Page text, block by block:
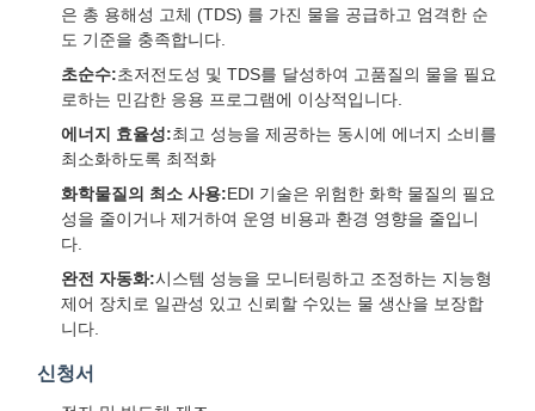
은 총 용해성 고체 (TDS) 를 가진 물을 공급하고 엄격한 순
도 기준을 충족합니다.
초순수:초저전도성 및 TDS를 달성하여 고품질의 물을 필요
로하는 민감한 응용 프로그램에 이상적입니다.
에너지 효율성:최고 성능을 제공하는 동시에 에너지 소비를
최소화하도록 최적화
화학물질의 최소 사용:EDI 기술은 위험한 화학 물질의 필요
성을 줄이거나 제거하여 운영 비용과 환경 영향을 줄입니
다.
완전 자동화:시스템 성능을 모니터링하고 조정하는 지능형
제어 장치로 일관성 있고 신뢰할 수있는 물 생산을 보장합
니다.
신청서